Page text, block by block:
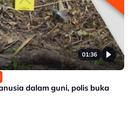
01:36
dalam guni, polis buka